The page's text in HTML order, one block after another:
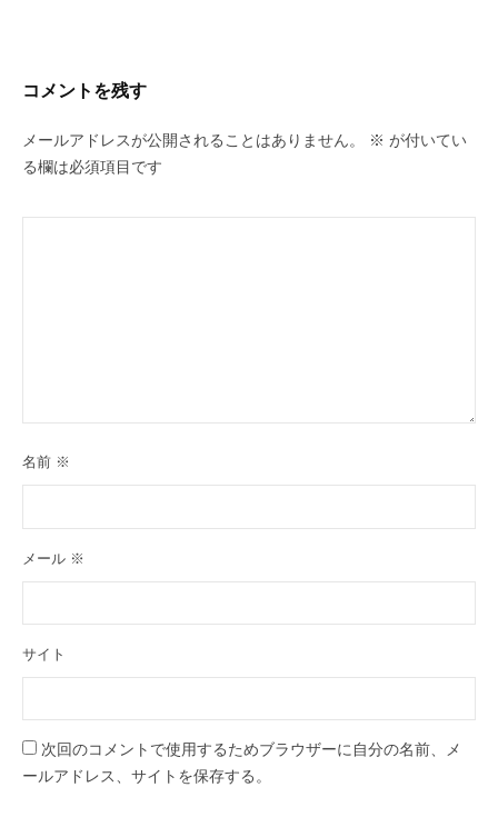
コメントを残す
メールアドレスが公開されることはありません。 ※ が付いてい
る欄は必須項目です
名前 ※
メール ※
サイト
次回のコメントで使用するためブラウザーに自分の名前、メ
ールアドレス、サイトを保存する。